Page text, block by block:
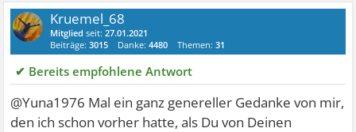
Kruemel_68
Mitglied seit:27.01.2021
Beiträge:3015 Danke:4480 Themen:31
✔ Bereits empfohlene Antwort
@Yuna1976 Mal ein ganz genereller Gedanke von mir,
den ich schon vorher hatte, als Du von Deinen